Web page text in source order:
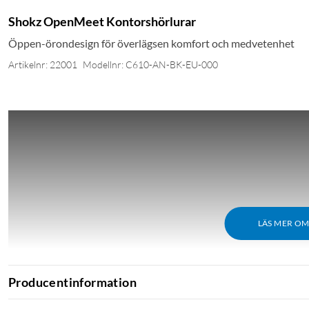
Shokz OpenMeet Kontorshörlurar
Öppen-örondesign för överlägsen komfort och medvetenhet
Artikelnr: 22001 Modellnr: C610-AN-BK-EU-000
LÄS MER
Producentinformation